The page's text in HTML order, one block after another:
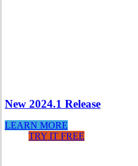
New 2024.1 Release
LEARN MORE
TRY IT FREE